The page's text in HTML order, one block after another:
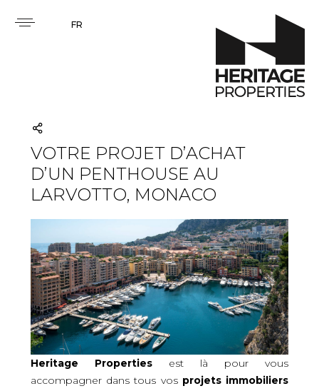
FR
VOTRE PROJET D’ACHAT
D’UN PENTHOUSE AU
LARVOTTO, MONACO
Heritage Propertiesest là pour vous
accompagner dans tous vos projets immobiliers